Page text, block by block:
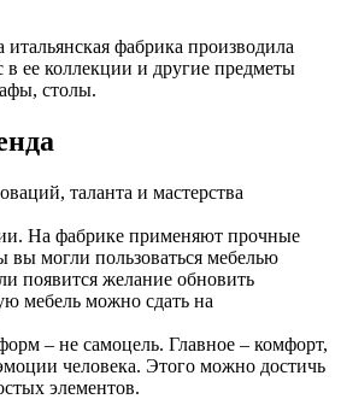
итальянская фабрика производила
ее коллекции и другие предметы
столы.
таланта и мастерства
На фабрике применяют прочные
вы могли пользоваться мебелью
появится желание обновить
мебель можно сдать на
– не самоцель. Главное – комфорт,
человека. Этого можно достичь
элементов.